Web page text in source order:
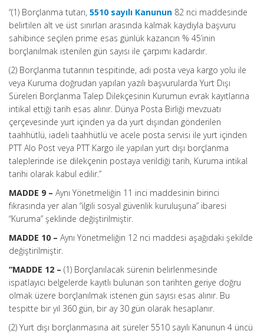
“(1) Borçlanma tutarı, 5510 sayılı Kanunun 82 nci maddesinde
belirtilen alt ve üst sınırları arasında kalmak kaydıyla başvuru
sahibince seçilen prime esas günlük kazancın % 45’inin
borçlanılmak istenilen gün sayısı ile çarpımı kadardır.
(2) Borçlanma tutarının tespitinde, adi posta veya kargo yolu ile
veya Kuruma doğrudan yapılan yazılı başvurularda Yurt Dışı
Süreleri Borçlanma Talep Dilekçesinin Kurumun evrak kayıtlarına
intikal ettiği tarih esas alınır. Dünya Posta Birliği mevzuatı
çerçevesinde yurt içinden ya da yurt dışından gönderilen
taahhütlü, iadeli taahhütlü ve acele posta servisi ile yurt içinden
PTT Alo Post veya PTT Kargo ile yapılan yurt dışı borçlanma
taleplerinde ise dilekçenin postaya verildiği tarih, Kuruma intikal
tarihi olarak kabul edilir.”
MADDE 9 – Aynı Yönetmeliğin 11 inci maddesinin birinci
fıkrasında yer alan “ilgili sosyal güvenlik kuruluşuna” ibaresi
“Kuruma” şeklinde değiştirilmiştir.
MADDE 10 – Aynı Yönetmeliğin 12 nci maddesi aşağıdaki şekilde
değiştirilmiştir.
“MADDE 12 – (1) Borçlanılacak sürenin belirlenmesinde
ispatlayıcı belgelerde kayıtlı bulunan son tarihten geriye doğru
olmak üzere borçlanılmak istenen gün sayısı esas alınır. Bu
tespitte bir yıl 360 gün, bir ay 30 gün olarak hesaplanır.
(2) Yurt dışı borçlanmasına ait süreler 5510 sayılı Kanunun 4 üncü